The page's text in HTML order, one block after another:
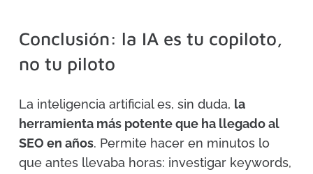
Conclusión: la IA es tu copiloto,
no tu piloto
La inteligencia artificial es, sin duda, la
herramienta más potente que ha llegado al
SEO en años. Permite hacer en minutos lo
que antes llevaba horas: investigar keywords,